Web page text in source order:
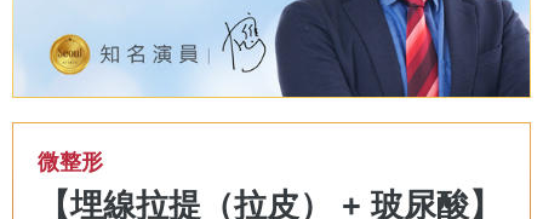
微整形
【埋線拉提（拉皮） + 玻尿酸】